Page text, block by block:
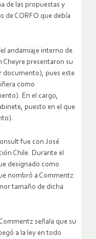
de las propuestas y
de CORFO que debía
andamiaje interno de
Cheyre presentaron su
documento), pues este
como
En el cargo,
puesto en el que
fue con José
Chile. Durante el
designado como
nombró a Commentz
tamaño de dicha
señala que su
a la ley en todo